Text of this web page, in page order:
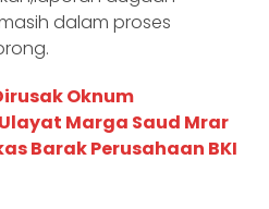
dalam proses
Oknum
Marga Saud Mrar
Barak Perusahaan BKI